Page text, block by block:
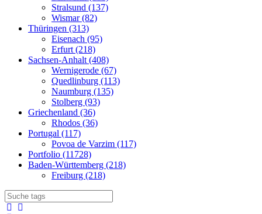
Stralsund (137)
Wismar (82)
Thüringen (313)
Eisenach (95)
Erfurt (218)
Sachsen-Anhalt (408)
Wernigerode (67)
Quedlinburg (113)
Naumburg (135)
Stolberg (93)
Griechenland (36)
Rhodos (36)
Portugal (117)
Povoa de Varzim (117)
Portfolio (11728)
Baden-Württemberg (218)
Freiburg (218)